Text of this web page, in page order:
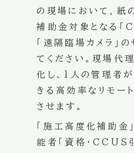
の現場において、紙
補助金対象となる「
「遠隔臨場カメラ」
てください。現場代
化し、1人の管理者
きる高効率なリモー
させます。
「施工高度化補助金
能者「資格・CCUS